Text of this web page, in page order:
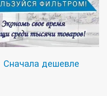
Сначала дешевле